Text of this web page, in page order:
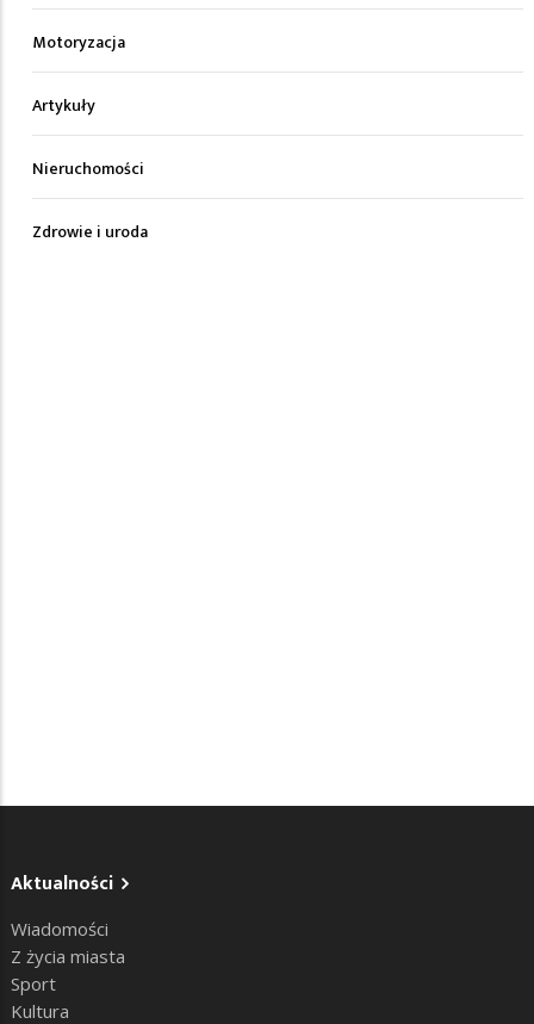
Motoryzacja
Artykuły
Nieruchomości
Zdrowie i uroda
Aktualności
Wiadomości
Z życia miasta
Sport
Kultura